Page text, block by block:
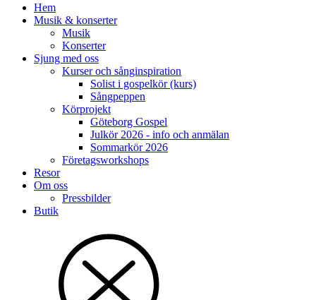
Hem
Musik & konserter
Musik
Konserter
Sjung med oss
Kurser och sånginspiration
Solist i gospelkör (kurs)
Sångpeppen
Körprojekt
Göteborg Gospel
Julkör 2026 - info och anmälan
Sommarkör 2026
Företagsworkshops
Resor
Om oss
Pressbilder
Butik